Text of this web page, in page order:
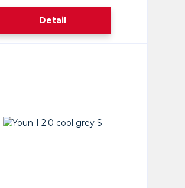
Detail